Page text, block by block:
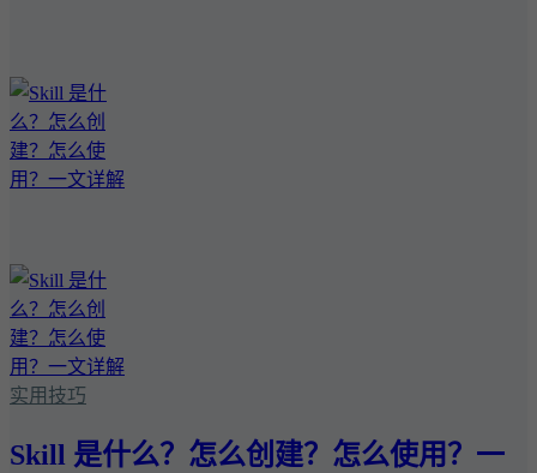
实用技巧
Skill 是什么？怎么创建？怎么使用？一